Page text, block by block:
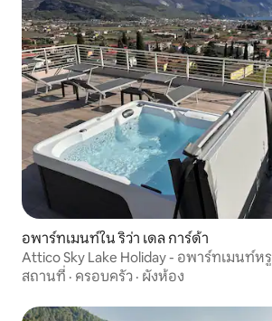
อพาร์ทเมนท์ใน ริว่า เดล การ์ด้า
Attico Sky Lake Holiday - อพาร์ทเมนท์หรู
สถานที่ · ครอบครัว · ผังห้อง